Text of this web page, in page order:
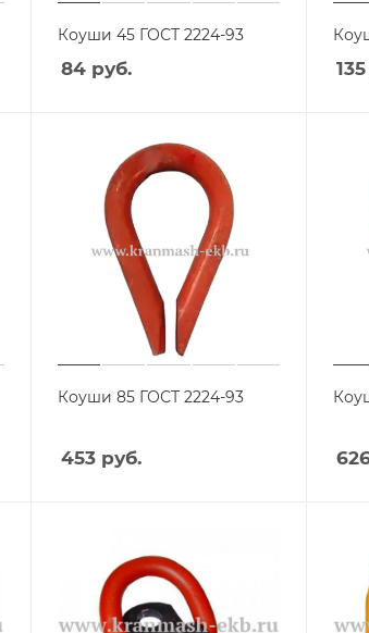
Коуши 45 ГОСТ 2224-93
84 руб. 135
Коуши 85 ГОСТ 2224-93
453 руб.